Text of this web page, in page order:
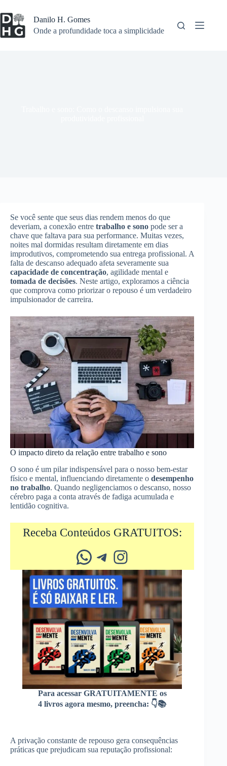
para
o
conteúdo
Danilo H. Gomes
Onde a profundidade toca a simplicidade
Se você sente que seus dias rendem menos do que
deveriam, a conexão entre trabalho e sono pode ser a
chave que faltava para sua performance. Muitas vezes,
noites mal dormidas resultam diretamente em dias
improdutivos, comprometendo sua entrega profissional. A
falta de descanso adequado afeta severamente sua
capacidade de concentração, agilidade mental e
tomada de decisões. Neste artigo, exploramos a ciência
que comprova como priorizar o repouso é um verdadeiro
impulsionador de carreira.
O impacto direto da relação entre trabalho e sono
O sono é um pilar indispensável para o nosso bem-estar
físico e mental, influenciando diretamente o desempenho
no trabalho. Quando negligenciamos o descanso, nosso
cérebro paga a conta através de fadiga acumulada e
lentidão cognitiva.
Receba Conteúdos GRATUITOS:
Whatsapp Telegram Instagram
Para acessar GRATUITAMENTE os
4 livros agora mesmo, preencha: 👇📚
A privação constante de repouso gera consequências
práticas que prejudicam sua reputação profissional: